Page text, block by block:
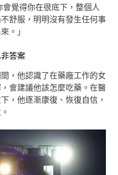
覺得你在很底下，整個人
舒服，明明沒有發生任何事
。」
答案
，他認識了在藥廠工作的女
會建議他該怎麼吃藥。在醫
，他逐漸康復、恢復自信，